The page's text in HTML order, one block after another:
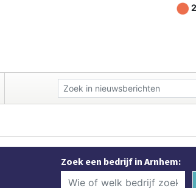
Zoek een bedrijf in Arnhem: